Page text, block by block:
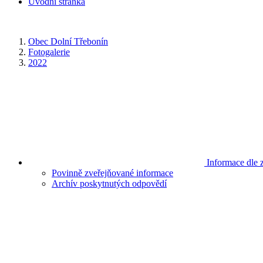
Obec Dolní Třebonín
Fotogalerie
2022
Informace dle
Povinně zveřejňované informace
Archív poskytnutých odpovědí